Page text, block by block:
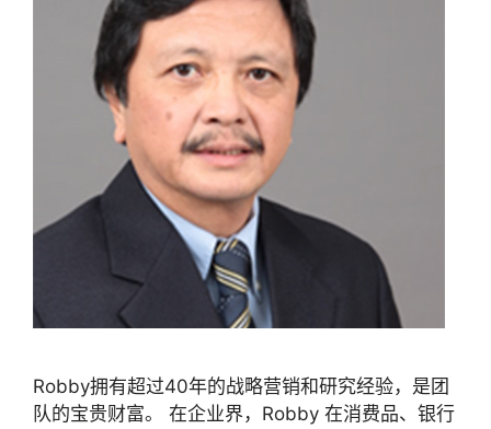
Robby拥有超过40年的战略营销和研究经验，是团
队的宝贵财富。 在企业界，Robby 在消费品、银行